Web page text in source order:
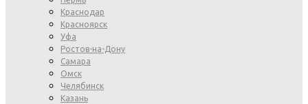
Краснодар
Красноярск
Уфа
Ростов-на-Дону
Самара
Омск
Челябинск
Казань